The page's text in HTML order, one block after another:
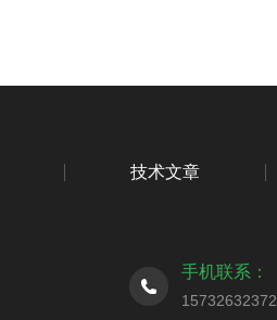
技术文章
手机联系：
15732632372